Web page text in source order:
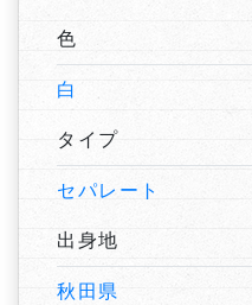
色
白
タイプ
セパレート
出身地
秋田県